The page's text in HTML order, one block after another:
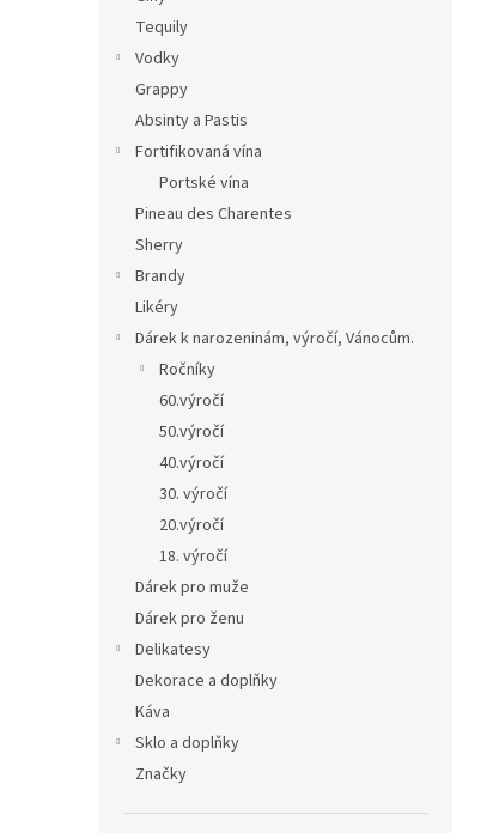
Tequily
Vodky
Grappy
Absinty a Pastis
Fortifikovaná vína
Portské vína
Pineau des Charentes
Sherry
Brandy
Likéry
Dárek k narozeninám, výročí, Vánocům.
Ročníky
60.výročí
50.výročí
40.výročí
30. výročí
20.výročí
18. výročí
Dárek pro muže
Dárek pro ženu
Delikatesy
Dekorace a doplňky
Káva
Sklo a doplňky
Značky